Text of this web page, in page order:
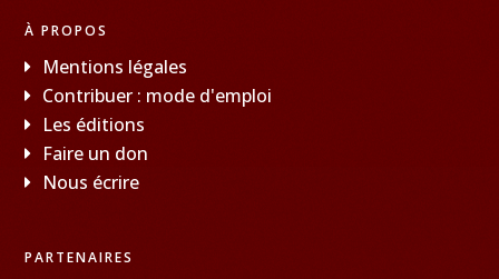
À PROPOS
Mentions légales
Contribuer : mode d'emploi
Les éditions
Faire un don
Nous écrire
PARTENAIRES